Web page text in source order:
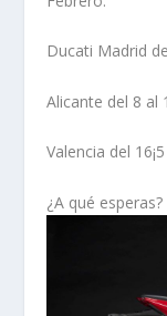
Ducati Madrid
Alicante del 8 al
Valencia del
¿A qué